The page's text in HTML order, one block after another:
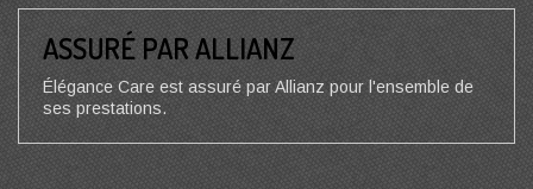
ASSURÉ PAR ALLIANZ
Élégance Care est assuré par Allianz pour l'ensemble de
ses prestations.